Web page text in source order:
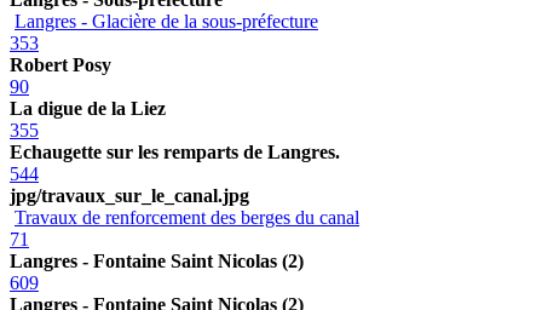
Langres - Glacière de la sous-préfecture
353
Robert Posy
90
La digue de la Liez
355
Echaugette sur les remparts de Langres.
544
jpg/travaux_sur_le_canal.jpg
Travaux de renforcement des berges du canal
71
Langres - Fontaine Saint Nicolas (2)
609
Langres - Fontaine Saint Nicolas (2)